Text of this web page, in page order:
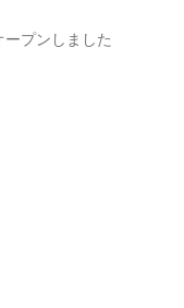
ープンしました